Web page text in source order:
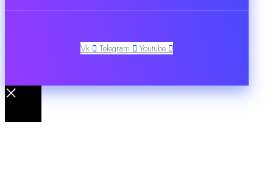
Vk Telegram Youtube